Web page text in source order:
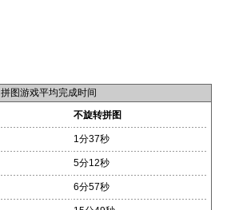
拼图游戏平均完成时间
不旋转拼图
1分37秒
5分12秒
6分57秒